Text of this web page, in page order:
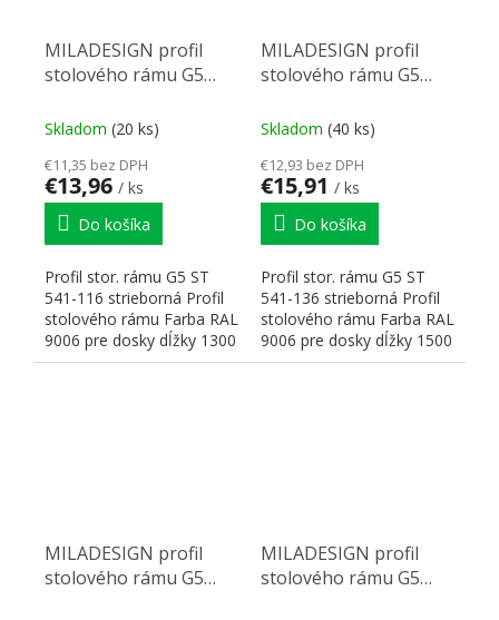
MILADESIGN profil
stolového rámu G5
Skladom (20 ks)
€11,35 bez DPH
€13,96 / ks
Do košíka
Profil stor. rámu G5 ST
541-116 strieborná Profil
stolového rámu Farba RAL
9006 pre dosky dĺžky 1300
mm Rozmery:...
MILADESIGN profil
stolového rámu G5
Skladom (40 ks)
€12,93 bez DPH
€15,91 / ks
Do košíka
Profil stor. rámu G5 ST
541-136 strieborná Profil
stolového rámu Farba RAL
9006 pre dosky dĺžky 1500
mm Rozmery:...
MILADESIGN profil
stolového rámu G5
MILADESIGN profil
stolového rámu G5